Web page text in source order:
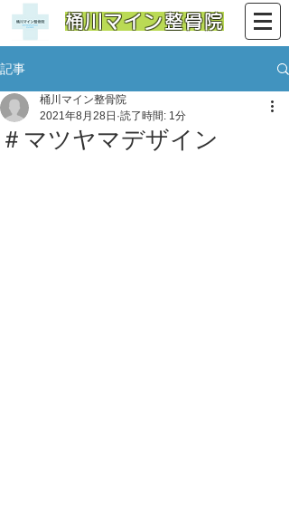
​桶川マイン整骨院
記事
＃マツヤマデザイン
桶川マイン整骨院
2021年8月28日 読了時間: 1分